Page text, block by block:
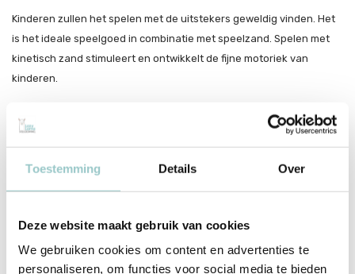
Toestemming Details Over
Deze website maakt gebruik van cookies
We gebruiken cookies om content en advertenties te
personaliseren, om functies voor social media te bieden
Kinderen zullen het spelen met de uitstekers geweldig vinden. Het
is het ideale speelgoed in combinatie met speelzand. Spelen met
kinetisch zand stimuleert en ontwikkelt de fijne motoriek van
kinderen.
Lengte: 8 cm